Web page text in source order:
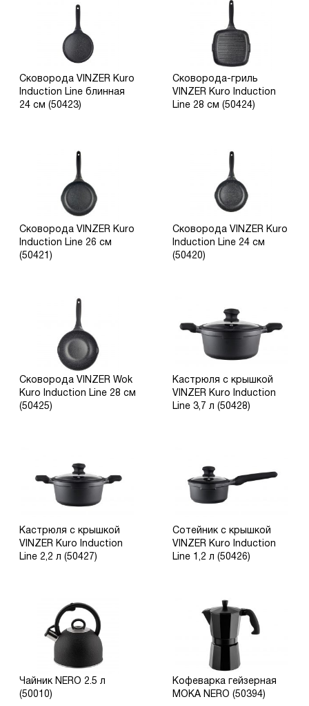
Сковорода VINZER Kuro
Induction Line блинная
24 см (50423)
Сковорода-гриль
VINZER Kuro Induction
Line 28 см (50424)
Сковорода VINZER Kuro
Induction Line 26 см
(50421)
Сковорода VINZER Kuro
Induction Line 24 см
(50420)
Сковорода VINZER Wok
Kuro Induction Line 28 см
(50425)
Кастрюля с крышкой
VINZER Kuro Induction
Line 3,7 л (50428)
Кастрюля с крышкой
VINZER Kuro Induction
Line 2,2 л (50427)
Сотейник с крышкой
VINZER Kuro Induction
Line 1,2 л (50426)
Чайник NERO 2.5 л
(50010)
Кофеварка гейзерная
MOKA NERO (50394)